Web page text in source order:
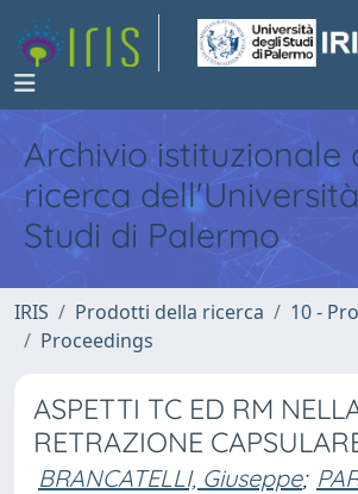
Archivio istituzionale
ricerca
Studi di Palermo
IRIS Prodotti della ricerca
10 -
Proceedings
ASPETTI TC ED RM
RETRAZIONE
BRANCATELLI, Giuseppe;